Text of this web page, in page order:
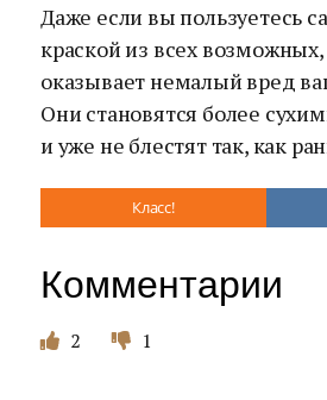
Даже если вы пользуетесь
краской из всех возможных,
оказывает немалый вред
Они становятся более
и уже не блестят так, как
Класс!
Комментарии
2 1